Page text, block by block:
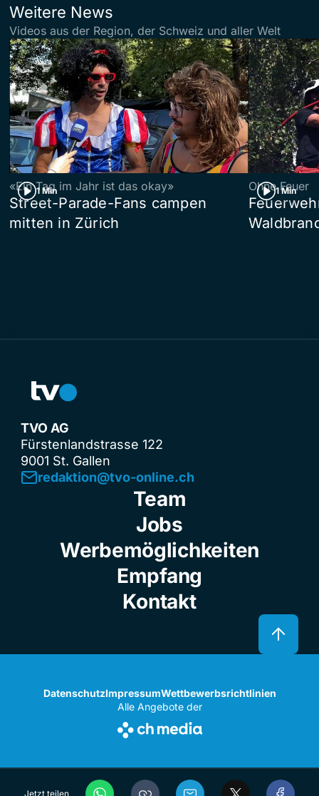
Jetzt teilen
Weitere News
Videos aus der Region, der Schweiz und aller Welt
1 Min
«Ein Tag im Jahr ist das okay»
Street-Parade-Fans campen
mitten in Zürich
1 Min
Ohne Feuer
TVO AG
Fürstenlandstrasse 122
9001 St. Gallen
redaktion@tvo-online.ch
Team
Jobs
Werbemöglichkeiten
Empfang
Kontakt
DatenschutzImpressumWettbewerbsrichtlinien
Alle Angebote der